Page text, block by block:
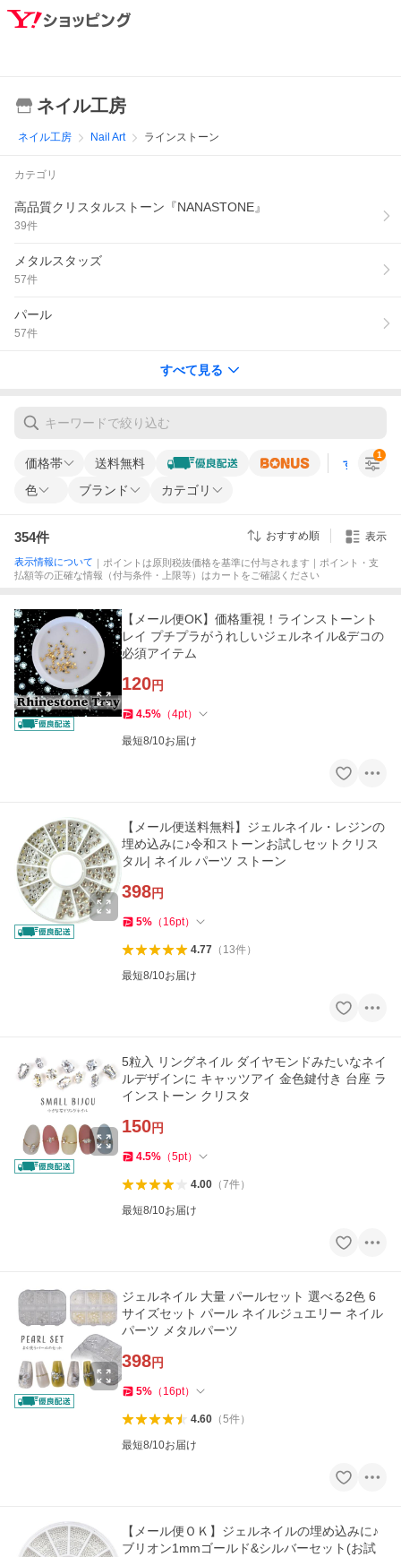
ネイル工房
ネイル工房 Nail Art ラインストーン
カテゴリ
高品質クリスタルストーン『NANASTONE』
39件
メタルスタッズ
57件
パール
57件
すべて見る
価格帯 送料無料 すべての条
色 ブランド カテゴリ
1
354件 おすすめ順 表示
表示情報について ｜ポイントは原則税抜価格を基準に付与されます｜ポイント・支
払額等の正確な情報（付与条件・上限等）はカートをご確認ください
【メール便OK】価格重視！ラインストーント
レイ プチプラがうれしいジェルネイル&デコの
必須アイテム
120円
4.5% （4pt）
最短8/10お届け
【メール便送料無料】ジェルネイル・レジンの
埋め込みに♪令和ストーンお試しセットクリス
タル| ネイル パーツ ストーン
398円
5% （ 16pt）
4.77（ 13件）
最短8/10お届け
5粒入 リングネイル ダイヤモンドみたいなネイ
ルデザインに キャッツアイ 金色鍵付き 台座 ラ
インストーン クリスタ
150円
4.5% （5pt）
4.00（7件）
最短8/10お届け
ジェルネイル 大量 パールセット 選べる2色 6
サイズセット パール ネイルジュエリー ネイル
パーツ メタルパーツ
398円
5% （ 16pt）
4.60（5件）
最短8/10お届け
【メール便ＯＫ】ジェルネイルの埋め込みに♪
ブリオン1mmゴールド&シルバーセット(お試